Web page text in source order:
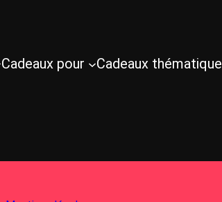
Cadeaux pour Cadeaux thématique